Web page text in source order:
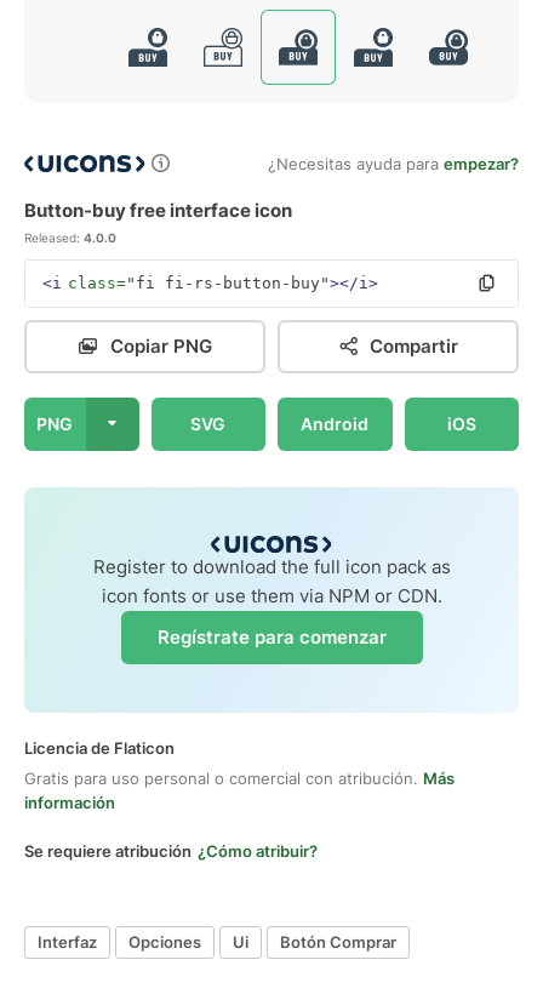
¿Necesitas ayuda para empezar?
Button-buy free interface icon
Released: 4.0.0
<i class="fi fi-rs-button-buy"></i>
Copiar PNG Compartir
PNG SVG Android iOS
Register to download the full icon pack as
icon fonts or use them via NPM or CDN.
Regístrate para comenzar
Licencia de Flaticon
Gratis para uso personal o comercial con atribución. Más
información
Se requiere atribución ¿Cómo atribuir?
Interfaz Opciones Ui Botón Comprar